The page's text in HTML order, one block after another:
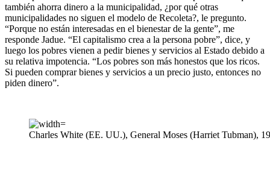
también ahorra dinero a la municipalidad, ¿por qué otras
municipalidades no siguen el modelo de Recoleta?, le pregunto.
“Porque no están interesadas en el bienestar de la gente”, me
responde Jadue. “El capitalismo crea a la persona pobre”, dice, y
luego los pobres vienen a pedir bienes y servicios al Estado debido a
su relativa impotencia. “Los pobres son más honestos que los ricos.
Si pueden comprar bienes y servicios a un precio justo, entonces no
piden dinero”.
Charles White (EE. UU.), General Moses (Harriet Tubman),